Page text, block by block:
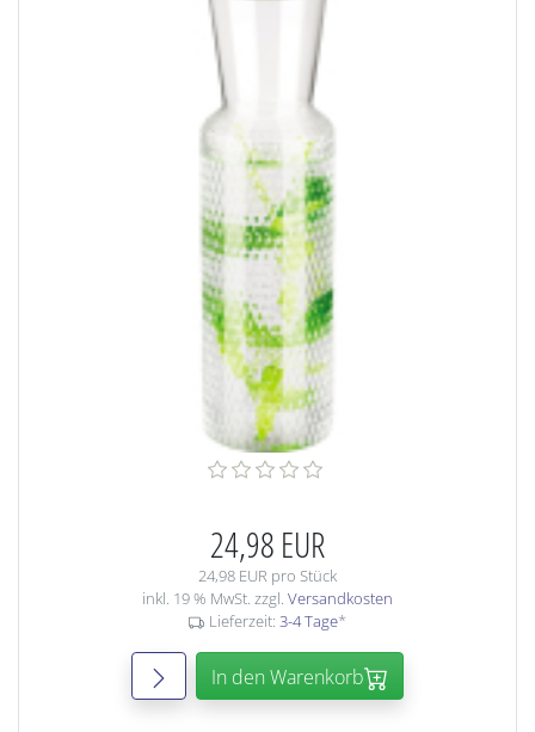
24,98 EUR
24,98 EUR pro Stück
inkl. 19 % MwSt. zzgl. Versandkosten
Lieferzeit: 3-4 Tage*
In den Warenkorb